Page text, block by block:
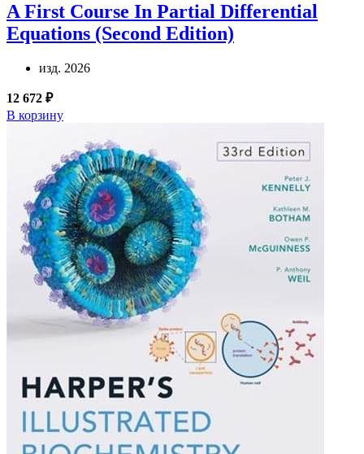
A First Course In Partial Differential
Equations (Second Edition)
изд. 2026
12 672 ₽
В корзину